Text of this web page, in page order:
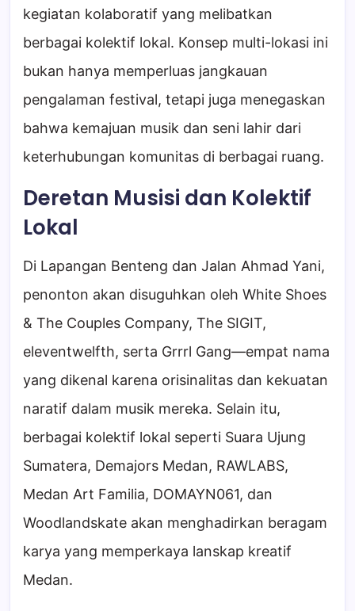
kegiatan kolaboratif yang melibatkan
berbagai kolektif lokal. Konsep multi-lokasi ini
bukan hanya memperluas jangkauan
pengalaman festival, tetapi juga menegaskan
bahwa kemajuan musik dan seni lahir dari
keterhubungan komunitas di berbagai ruang.
Deretan Musisi dan Kolektif
Lokal
Di Lapangan Benteng dan Jalan Ahmad Yani,
penonton akan disuguhkan oleh White Shoes
& The Couples Company, The SIGIT,
eleventwelfth, serta Grrrl Gang—empat nama
yang dikenal karena orisinalitas dan kekuatan
naratif dalam musik mereka. Selain itu,
berbagai kolektif lokal seperti Suara Ujung
Sumatera, Demajors Medan, RAWLABS,
Medan Art Familia, DOMAYN061, dan
Woodlandskate akan menghadirkan beragam
karya yang memperkaya lanskap kreatif
Medan.